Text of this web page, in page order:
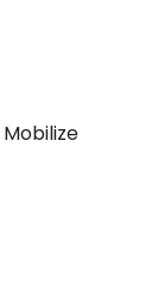
Mobilize